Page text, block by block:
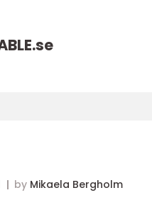
se
by Mikaela Bergholm